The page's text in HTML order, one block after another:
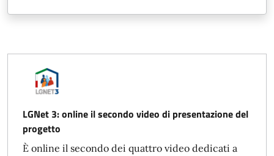
LGNet 3: online il secondo video di presentazione del
progetto
È online il secondo dei quattro video dedicati a